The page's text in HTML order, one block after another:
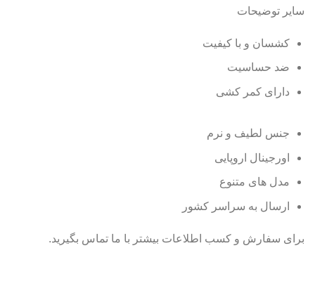
سایر توضیحات
کشسان و با کیفیت
ضد حساسیت
دارای کمر کشی
جنس لطیف و نرم
اورجینال اروپایی
مدل های متنوع
ارسال به سراسر کشور
برای سفارش و کسب اطلاعات بیشتر با ما تماس بگیرید.